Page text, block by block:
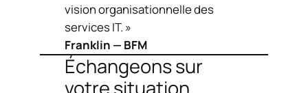
vision organisationnelle des
services IT. »
Franklin — BFM
Échangeons sur
votre situation